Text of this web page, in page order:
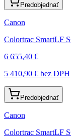
Predobjednať
Canon
Colortrac SmartLF
6 655,40 €
5 410,90 € bez DPH
Predobjednať
Canon
Colortrac SmartLF